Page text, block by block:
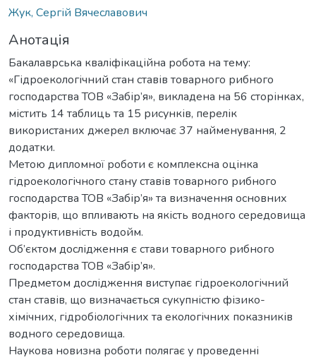
Жук, Сергій Вячеславович
Анотація
Бакалаврська кваліфікаційна робота на тему:
«Гідроекологічний стан ставів товарного рибного
господарства ТОВ «Забір’я», викладена на 56 сторінках,
містить 14 таблиць та 15 рисунків, перелік
використаних джерел включає 37 найменування, 2
додатки.
Метою дипломної роботи є комплексна оцінка
гідроекологічного стану ставів товарного рибного
господарства ТОВ «Забір’я» та визначення основних
факторів, що впливають на якість водного середовища
і продуктивність водойм.
Об’єктом дослідження є стави товарного рибного
господарства ТОВ «Забір’я».
Предметом дослідження виступає гідроекологічний
стан ставів, що визначається сукупністю фізико-
хімічних, гідробіологічних та екологічних показників
водного середовища.
Наукова новизна роботи полягає у проведенні